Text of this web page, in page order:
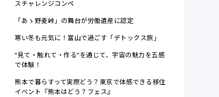
スチャレンジコンペ
「あゝ野麦峠」の舞台が労働遺産に認定
寒い冬も元気に！富山で過ごす「デトックス旅」
“見て・触れて・作る”を通じて、宇宙の魅力を五感
で体験！
熊本で暮らすって実際どう？東京で体感できる移住
イベント『熊本はどう？フェス』